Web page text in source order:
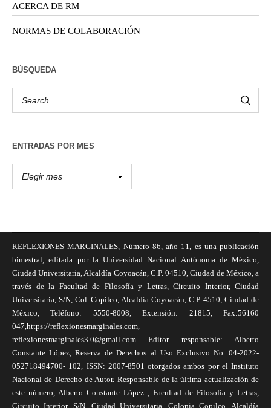
ACERCA DE RM
NORMAS DE COLABORACIÓN
BÚSQUEDA
ENTRADAS POR MES
REFLEXIONES MARGINALES, Número 86, año 11, es una publicación
bimestral, editada por la Universidad Nacional Autónoma de México,
Ciudad Universitaria, Alcaldía Coyoacán, C.P. 04510, Ciudad de México, a
través de la Facultad de Filosofía y Letras, Circuito Interior, Ciudad
Universitaria, S/N, Col. Copilco, Alcaldía Coyoacán, C.P. 4510, Ciudad de
México, Teléfono: 5550-8008, Extensión: 21815, Fax:56160
047,https://reflexionesmarginales.com,
reflexionesmarginales3.0@gmail.com Editor responsable: Alberto
Constante López, Reserva de Derechos al Uso Exclusivo No. 04-2022-
052718494700- 102, ISSN: 2007-8501 otorgados ambos por el Instituto
Nacional de Derecho de Autor. Responsable de la última actualización de
este número, Alberto Constante López , Facultad de Filosofía y Letras,
Circuito Interior, S/N, Ciudad Universitaria, Colonia Copilco, Alcaldía